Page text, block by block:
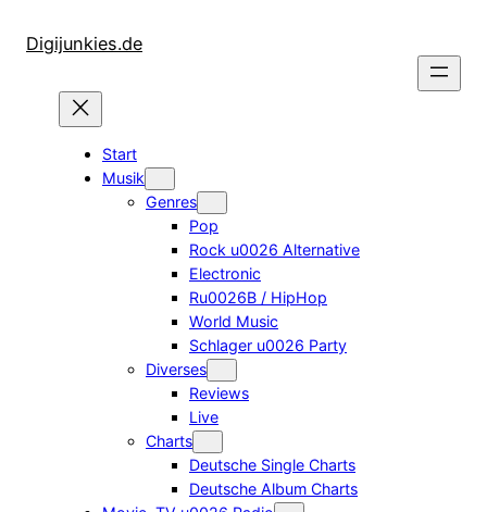
InhaltDigijunkies.de
Start
Musik
Genres
Pop
Rock u0026 Alternative
Electronic
Ru0026B / HipHop
World Music
Schlager u0026 Party
Diverses
Reviews
Live
Charts
Deutsche Single Charts
Deutsche Album Charts